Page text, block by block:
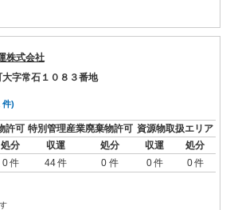
株式会社
字常石１０８３番地
件)
許可 特別管理産業廃棄物許可 資源物取扱エリア
処分 収運 処分 収運
処分
0 件 44 件 0 件 0 件 0 件